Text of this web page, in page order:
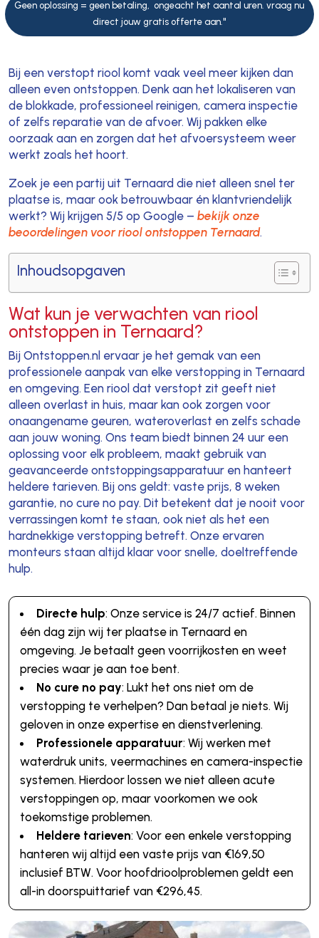
Geen oplossing = geen betaling, ongeacht het aantal uren. vraag nu
direct jouw gratis offerte aan."
Bij een verstopt riool komt vaak veel meer kijken dan
alleen even ontstoppen. Denk aan het lokaliseren van
de blokkade, professioneel reinigen, camera inspectie
of zelfs reparatie van de afvoer. Wij pakken elke
oorzaak aan en zorgen dat het afvoersysteem weer
werkt zoals het hoort.
Zoek je een partij uit Ternaard die niet alleen snel ter
plaatse is, maar ook betrouwbaar én klantvriendelijk
werkt? Wij krijgen 5/5 op Google – bekijk onze
beoordelingen voor riool ontstoppen Ternaard.
Inhoudsopgaven
Wat kun je verwachten van riool
ontstoppen in Ternaard?
Bij Ontstoppen.nl ervaar je het gemak van een
professionele aanpak van elke verstopping in Ternaard
en omgeving. Een riool dat verstopt zit geeft niet
alleen overlast in huis, maar kan ook zorgen voor
onaangename geuren, wateroverlast en zelfs schade
aan jouw woning. Ons team biedt binnen 24 uur een
oplossing voor elk probleem, maakt gebruik van
geavanceerde ontstoppingsapparatuur en hanteert
heldere tarieven. Bij ons geldt: vaste prijs, 8 weken
garantie, no cure no pay. Dit betekent dat je nooit voor
verrassingen komt te staan, ook niet als het een
hardnekkige verstopping betreft. Onze ervaren
monteurs staan altijd klaar voor snelle, doeltreffende
hulp.
Directe hulp: Onze service is 24/7 actief. Binnen
één dag zijn wij ter plaatse in Ternaard en
omgeving. Je betaalt geen voorrijkosten en weet
precies waar je aan toe bent.
No cure no pay: Lukt het ons niet om de
verstopping te verhelpen? Dan betaal je niets. Wij
geloven in onze expertise en dienstverlening.
Professionele apparatuur: Wij werken met
waterdruk units, veermachines en camera-inspectie
systemen. Hierdoor lossen we niet alleen acute
verstoppingen op, maar voorkomen we ook
toekomstige problemen.
Heldere tarieven: Voor een enkele verstopping
hanteren wij altijd een vaste prijs van €169,50
inclusief BTW. Voor hoofdrioolproblemen geldt een
all-in doorspuittarief van €296,45.